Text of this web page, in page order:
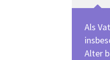
Als
Alter